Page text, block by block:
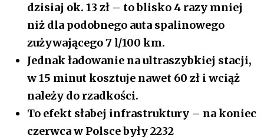
dzisiaj ok. 13 zł – to blisko 4 razy mniej
niż dla podobnego auta spalinowego
zużywającego 7 l/100 km.
Jednak ładowanie na ultraszybkiej stacji,
w 15 minut kosztuje nawet 60 zł i wciąż
należy do rzadkości.
To efekt słabej infrastruktury – na koniec
czerwca w Polsce były 2232